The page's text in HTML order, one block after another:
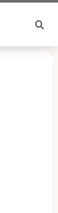
تخطي
المحتوى